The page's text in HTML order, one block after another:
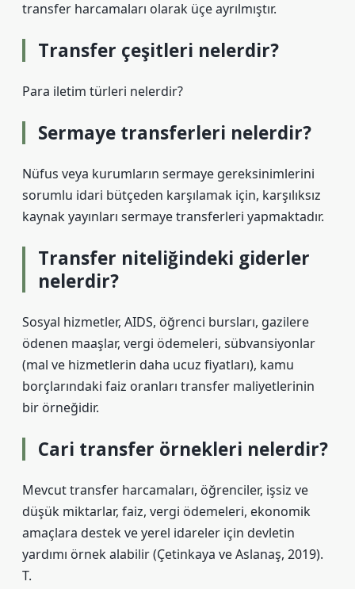
transfer harcamaları olarak üçe ayrılmıştır.
Transfer çeşitleri nelerdir?
Para iletim türleri nelerdir?
Sermaye transferleri nelerdir?
Nüfus veya kurumların sermaye gereksinimlerini
sorumlu idari bütçeden karşılamak için, karşılıksız
kaynak yayınları sermaye transferleri yapmaktadır.
Transfer niteliğindeki giderler
nelerdir?
Sosyal hizmetler, AIDS, öğrenci bursları, gazilere
ödenen maaşlar, vergi ödemeleri, sübvansiyonlar
(mal ve hizmetlerin daha ucuz fiyatları), kamu
borçlarındaki faiz oranları transfer maliyetlerinin
bir örneğidir.
Cari transfer örnekleri nelerdir?
Mevcut transfer harcamaları, öğrenciler, işsiz ve
düşük miktarlar, faiz, vergi ödemeleri, ekonomik
amaçlara destek ve yerel idareler için devletin
yardımı örnek alabilir (Çetinkaya ve Aslanaş, 2019).
T.